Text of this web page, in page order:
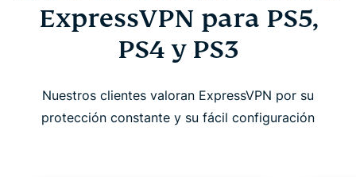
ExpressVPN para PS5,
PS4 y PS3
Nuestros clientes valoran ExpressVPN por su
protección constante y su fácil configuración